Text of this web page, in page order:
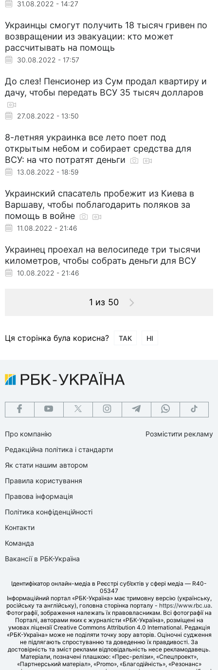
31.08.2022 - 14:27
Украинцы смогут получить 18 тысяч гривен по
возвращении из эвакуации: кто может
рассчитывать на помощь
30.08.2022 - 17:57
До слез! Пенсионер из Сум продал квартиру и
дачу, чтобы передать ВСУ 35 тысяч долларов
27.08.2022 - 13:50
8-летняя украинка все лето поет под
открытым небом и собирает средства для
ВСУ: на что потратят деньги
13.08.2022 - 18:59
Украинский спасатель пробежит из Киева в
Варшаву, чтобы поблагодарить поляков за
помощь в войне
11.08.2022 - 21:46
Украинец проехал на велосипеде три тысячи
километров, чтобы собрать деньги для ВСУ
10.08.2022 - 21:46
1 из 50
Ця сторінка була корисна? ТАК НІ
Про компанію
Редакційна політика і стандарти
Як стати нашим автором
Правила користування
Правова інформація
Політика конфіденційності
Контакти
Команда
Вакансії в РБК-Україна
Розмістити рекламу
Ідентифікатор онлайн-медіа в Реєстрі суб’єктів у сфері медіа — R40-
05347
Інформаційний портал «РБК-Україна» має тримовну версію (українську,
російську та англійську), головна сторінка порталу - https://www.rbc.ua.
Фотографії, зображення належать їх правовласникам. Всі фотографії на
Порталі, авторами яких є журналісти «РБК-Україна», розміщені на
умовах ліцензії Creative Commons Attribution 4.0 International. Редакція
«РБК-Україна» може не поділяти точку зору авторів. Оціночні судження
не підлягають спростуванню та доведенню їх правдивості. За
достовірність та зміст реклами відповідальність несе рекламодавець.
Матеріали, позначені плашкою: «Прес-релізи», «Спецпроект»,
«Партнерський матеріал», «Promo», «Благодійність», «Резонанс»